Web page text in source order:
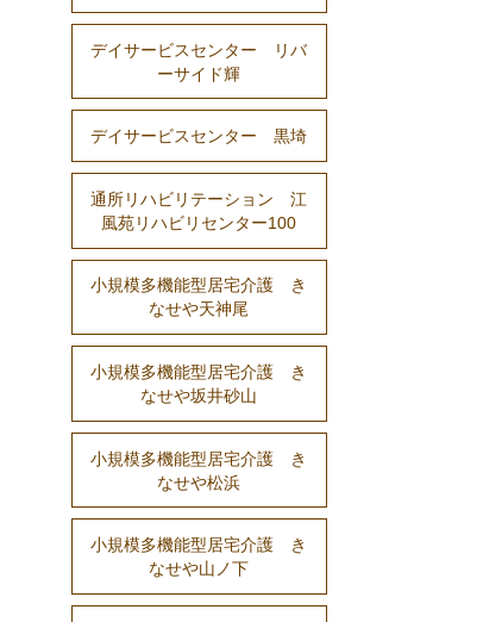
デイサービスセンター リバ
ーサイド輝
デイサービスセンター 黒埼
通所リハビリテーション 江
風苑リハビリセンター100
小規模多機能型居宅介護 き
なせや天神尾
小規模多機能型居宅介護 き
なせや坂井砂山
小規模多機能型居宅介護 き
なせや松浜
小規模多機能型居宅介護 き
なせや山ノ下